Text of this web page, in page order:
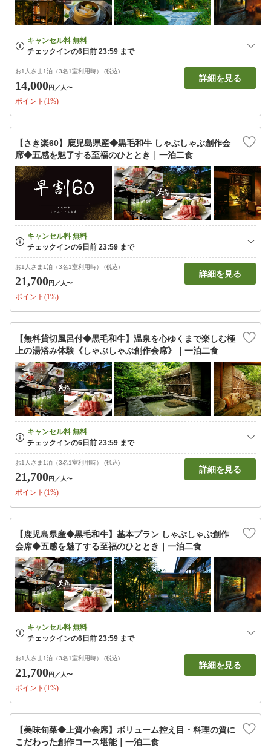
お1人さま1泊（3名1室利用時） (税込)
14,000円 ／人〜
ポイント(1%)
詳細を見る
【さき楽60】鹿児島県産◆黒毛和牛 しゃぶしゃぶ創作会
席◆五感を魅了する至福のひととき｜一泊二食
お1人さま1泊（3名1室利用時） (税込)
21,700円 ／人〜
ポイント(1%)
詳細を見る
【無料貸切風呂付◆黒毛和牛】温泉を心ゆくまで楽しむ極
上の湯浴み体験《しゃぶしゃぶ創作会席》｜一泊二食
お1人さま1泊（3名1室利用時） (税込)
21,700円 ／人〜
ポイント(1%)
詳細を見る
【鹿児島県産◆黒毛和牛】基本プラン しゃぶしゃぶ創作
会席◆五感を魅了する至福のひととき｜一泊二食
お1人さま1泊（3名1室利用時） (税込)
21,700円 ／人〜
ポイント(1%)
詳細を見る
【美味旬菜◆上質小会席】ボリューム控え目・料理の質に
こだわった創作コース堪能｜一泊二食